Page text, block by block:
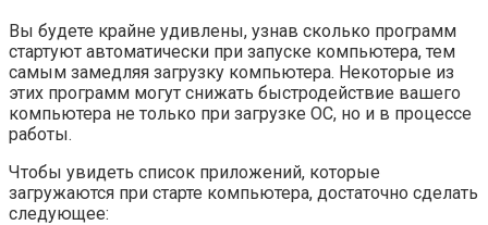
Вы будете крайне удивлены, узнав сколько программ
стартуют автоматически при запуске компьютера, тем
самым замедляя загрузку компьютера. Некоторые из
этих программ могут снижать быстродействие вашего
компьютера не только при загрузке ОС, но и в процессе
работы.
Чтобы увидеть список приложений, которые
загружаются при старте компьютера, достаточно сделать
следующее: